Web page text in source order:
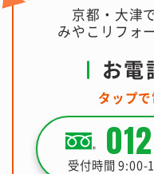
京都・大津
みやこリフォ
お電
タップ
受付時間 9:00-